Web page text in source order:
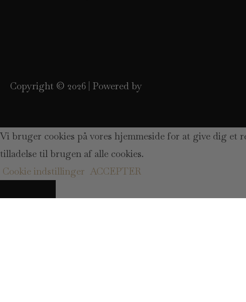
Copyright © 2026 | Powered by
Vi bruger cookies på vores hjemmeside for at give dig et
tilladelse til brugen af alle cookies.
Cookie indstillinger ACCEPTER